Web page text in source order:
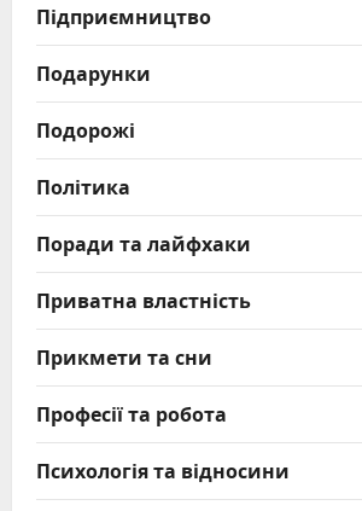
Підприємництво
Подарунки
Подорожі
Політика
Поради та лайфхаки
Приватна властність
Прикмети та сни
Професії та робота
Психологія та відносини